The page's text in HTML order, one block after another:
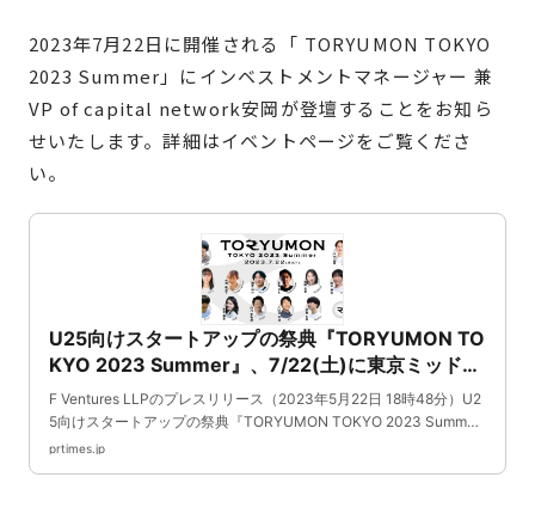
2023年7月22日に開催される「 TORYUMON TOKYO
2023 Summer」にインベストメントマネージャー 兼
VP of capital network安岡が登壇することをお知ら
せいたします。詳細はイベントページをご覧くださ
い。
U25向けスタートアップの祭典『TORYUMON TO
KYO 2023 Summer』、7/22(土)に東京ミッドタ
ウン日比谷で開催決定
F Ventures LLPのプレスリリース（2023年5月22日 18時48分）U2
5向けスタートアップの祭典『TORYUMON TOKYO 2023 Summe
r』、7/22(土)に東京ミッドタウン日比谷で開催決定
prtimes.jp